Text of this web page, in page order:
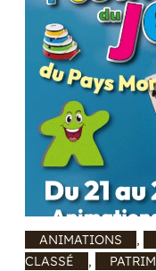
ANIMATIONS ,
CLASSÉ
,